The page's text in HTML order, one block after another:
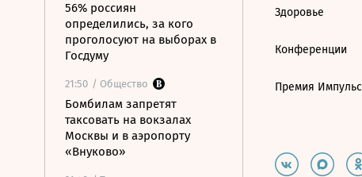
56% россиян
определились, за кого
проголосуют на выборах в
Госдуму
21:50 / Общество
Бомбилам запретят
таксовать на вокзалах
Москвы и в аэропорту
«Внуково»
Здоровье
Конференции
Премия Импульс